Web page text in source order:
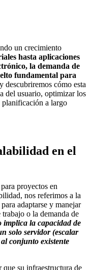
un crecimiento
hasta aplicaciones
la demanda de
fundamental para
descubriremos cómo esta
del usuario, optimizar los
a largo
en el
proyectos en
nos referimos a la
adaptarse y manejar
o la demanda de
implica la capacidad de
solo servidor (escalar
conjunto existente
su infraestructura de